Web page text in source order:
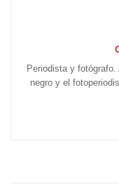
Periodista y
negro y el